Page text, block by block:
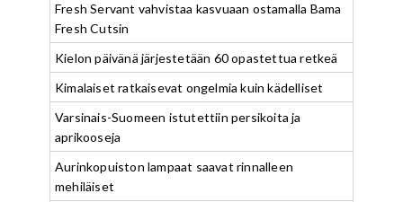
Fresh Servant vahvistaa kasvuaan ostamalla Bama
Fresh Cutsin
Kielon päivänä järjestetään 60 opastettua retkeä
Kimalaiset ratkaisevat ongelmia kuin kädelliset
Varsinais-Suomeen istutettiin persikoita ja
aprikooseja
Aurinkopuiston lampaat saavat rinnalleen
mehiläiset